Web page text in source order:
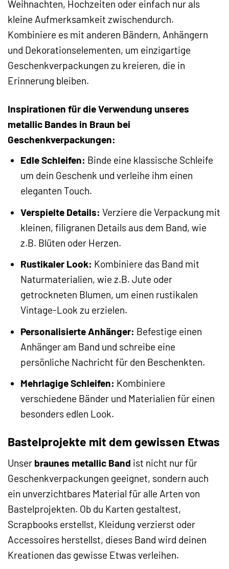
Weihnachten, Hochzeiten oder einfach nur als
kleine Aufmerksamkeit zwischendurch.
Kombiniere es mit anderen Bändern, Anhängern
und Dekorationselementen, um einzigartige
Geschenkverpackungen zu kreieren, die in
Erinnerung bleiben.
Inspirationen für die Verwendung unseres
metallic Bandes in Braun bei
Geschenkverpackungen:
Edle Schleifen: Binde eine klassische Schleife
um dein Geschenk und verleihe ihm einen
eleganten Touch.
Verspielte Details: Verziere die Verpackung mit
kleinen, filigranen Details aus dem Band, wie
z.B. Blüten oder Herzen.
Rustikaler Look: Kombiniere das Band mit
Naturmaterialien, wie z.B. Jute oder
getrockneten Blumen, um einen rustikalen
Vintage-Look zu erzielen.
Personalisierte Anhänger: Befestige einen
Anhänger am Band und schreibe eine
persönliche Nachricht für den Beschenkten.
Mehrlagige Schleifen: Kombiniere
verschiedene Bänder und Materialien für einen
besonders edlen Look.
Bastelprojekte mit dem gewissen Etwas
Unser braunes metallic Band ist nicht nur für
Geschenkverpackungen geeignet, sondern auch
ein unverzichtbares Material für alle Arten von
Bastelprojekten. Ob du Karten gestaltest,
Scrapbooks erstellst, Kleidung verzierst oder
Accessoires herstellst, dieses Band wird deinen
Kreationen das gewisse Etwas verleihen.